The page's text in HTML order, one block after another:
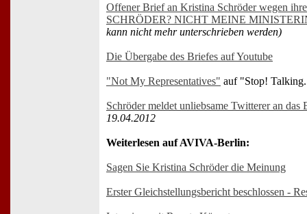
Offener Brief an Kristina Schröder wegen
SCHRÖDER? NICHT MEINE
kann nicht mehr unterschrieben werden)
Die Übergabe des Briefes auf Youtube
"Not My Representatives" auf "Stop!
Schröder meldet unliebsame Twitterer an das
19.04.2012
Weiterlesen auf AVIVA-Berlin:
Sagen Sie Kristina Schröder die Meinung
Erster Gleichstellungsbericht beschlossen -